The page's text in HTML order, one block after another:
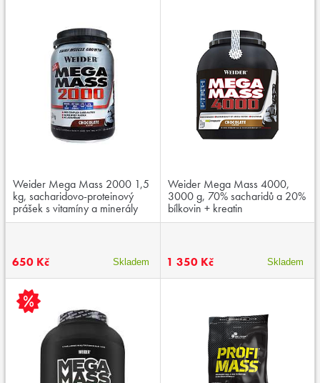
Weider Mega Mass 2000 1,5
kg, sacharidovo-proteinový
prášek s vitamíny a minerály
650 Kč Skladem
Weider Mega Mass 4000,
3000 g, 70% sacharidů a 20%
bílkovin + kreatin
1 350 Kč Skladem